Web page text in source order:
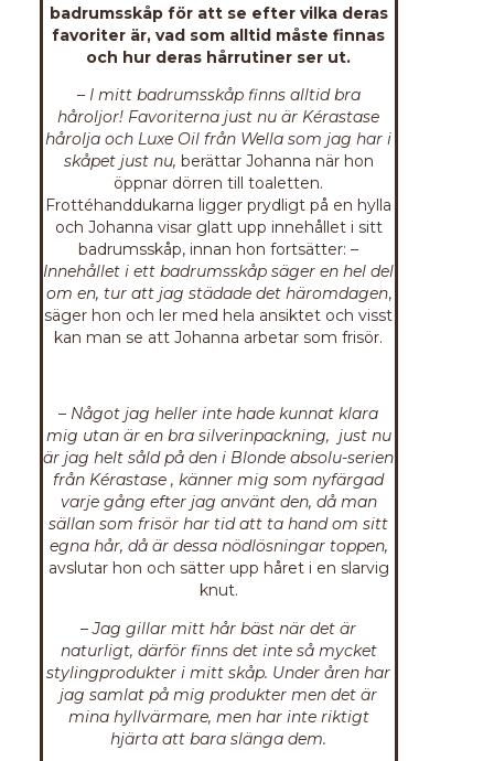
badrumsskåp för att se efter vilka deras
favoriter är, vad som alltid måste finnas
och hur deras hårrutiner ser ut.
– I mitt badrumsskåp finns alltid bra
håroljor! Favoriterna just nu är Kérastase
hårolja och Luxe Oil från Wella som jag har i
skåpet just nu, berättar Johanna när hon
öppnar dörren till toaletten.
Frottéhanddukarna ligger prydligt på en hylla
och Johanna visar glatt upp innehållet i sitt
badrumsskåp, innan hon fortsätter:–
Innehållet i ett badrumsskåp säger en hel del
om en, tur att jag städade det häromdagen,
säger hon och ler med hela ansiktet och visst
kan man se att Johanna arbetar som frisör.
– Något jag heller inte hade kunnat klara
mig utan är en bra silverinpackning, just nu
är jag helt såld på den i Blonde absolu-serien
från Kérastase , känner mig som nyfärgad
varje gång efter jag använt den, då man
sällan som frisör har tid att ta hand om sitt
egna hår, då är dessa nödlösningar toppen,
avslutar hon och sätter upp håret i en slarvig
knut.
– Jag gillar mitt hår bäst när det är
naturligt, därför finns det inte så mycket
stylingprodukter i mitt skåp. Under åren har
jag samlat på mig produkter men det är
mina hyllvärmare, men har inte riktigt
hjärta att bara slänga dem.